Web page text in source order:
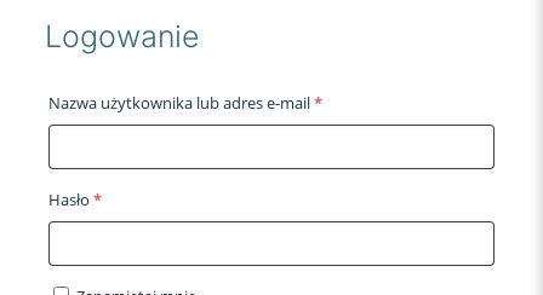
Logowanie
Nazwa użytkownika lub adres e-mail*Wymagane
Hasło *Wymagane